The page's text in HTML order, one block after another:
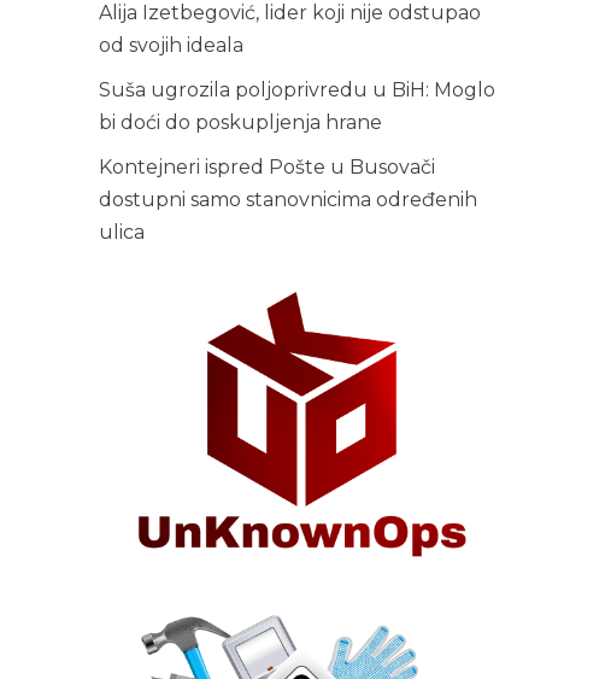
Alija Izetbegović, lider koji nije odstupao
od svojih ideala
Suša ugrozila poljoprivredu u BiH: Moglo
bi doći do poskupljenja hrane
Kontejneri ispred Pošte u Busovači
dostupni samo stanovnicima određenih
ulica